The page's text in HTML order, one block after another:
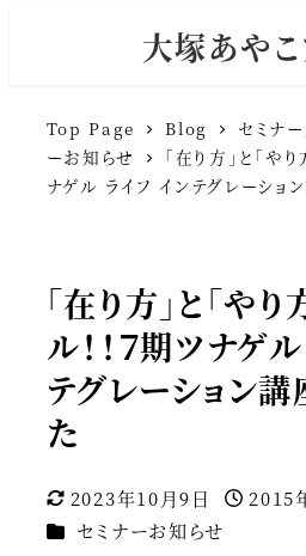
大塚あや
Top Page Blog セミナ
ーお知らせ
「在り方」と「や
ナゲル ライフ インテグレーショ
「在り方」と「や
ル！！７期ツナゲ
テグレーション
た
更新日
2023年10月9日
投稿日
2015
カテゴリー
セミナーお知らせ